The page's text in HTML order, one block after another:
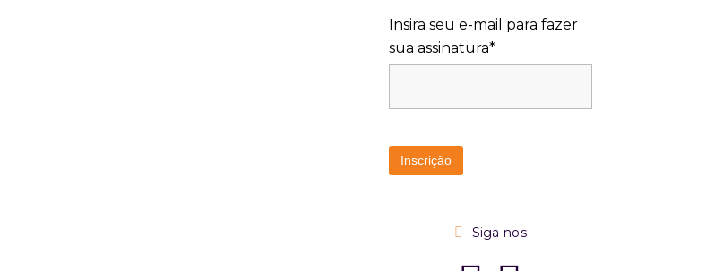
Insira seu e-mail para fazer
sua assinatura*
Siga-nos